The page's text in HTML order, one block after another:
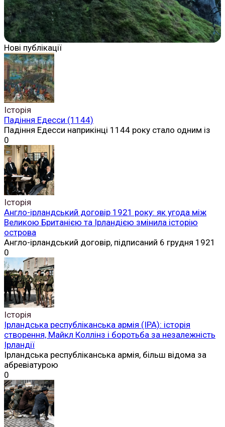
Нові публікації
Історія
Падіння Едесси (1144)
Падіння Едесси наприкінці 1144 року стало одним із
0
Історія
Англо-ірландський договір 1921 року: як угода між
Великою Британією та Ірландією змінила історію
острова
Англо-ірландський договір, підписаний 6 грудня 1921
0
Історія
Ірландська республіканська армія (ІРА): історія
створення, Майкл Коллінз і боротьба за незалежність
Ірландії
Ірландська республіканська армія, більш відома за
абревіатурою
0